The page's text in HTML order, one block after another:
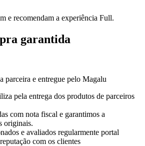
e recomendam a experiência Full.
garantida
parceira e entregue pelo Magalu
pela entrega dos produtos de parceiros
com nota fiscal e garantimos a
originais.
e avaliados regularmente portal
com os clientes